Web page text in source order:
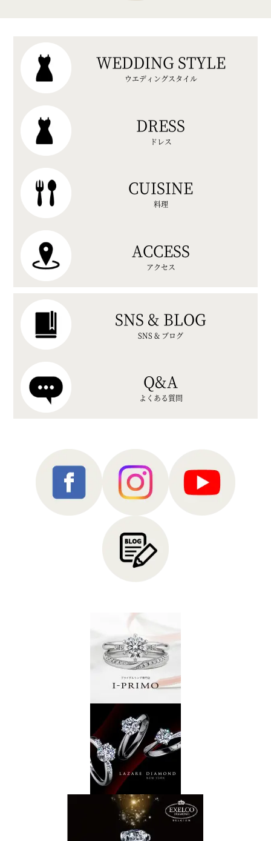
WEDDING STYLE
ウエディングスタイル
DRESS
ドレス
CUISINE
料理
ACCESS
アクセス
SNS & BLOG
SNS & ブログ
Q&A
よくある質問